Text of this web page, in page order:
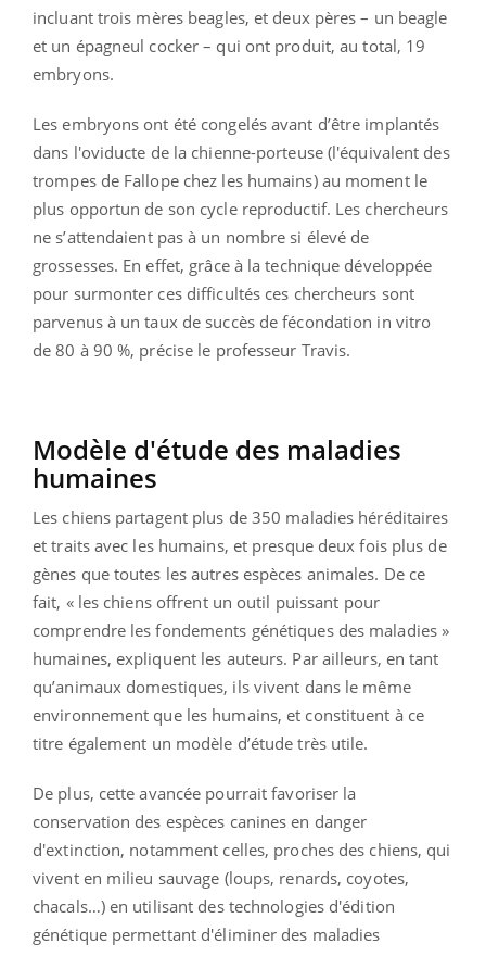
incluant trois mères beagles, et deux pères – un beagle
et un épagneul cocker – qui ont produit, au total, 19
embryons.
Les embryons ont été congelés avant d’être implantés
dans l'oviducte de la chienne-porteuse (l'équivalent des
trompes de Fallope chez les humains) au moment le
plus opportun de son cycle reproductif. Les chercheurs
ne s’attendaient pas à un nombre si élevé de
grossesses. En effet, grâce à la technique développée
pour surmonter ces difficultés ces chercheurs sont
parvenus à un taux de succès de fécondation in vitro
de 80 à 90 %, précise le professeur Travis.
Modèle d'étude des maladies
humaines
Les chiens partagent plus de 350 maladies héréditaires
et traits avec les humains, et presque deux fois plus de
gènes que toutes les autres espèces animales. De ce
fait, « les chiens offrent un outil puissant pour
comprendre les fondements génétiques des maladies »
humaines, expliquent les auteurs. Par ailleurs, en tant
qu’animaux domestiques, ils vivent dans le même
environnement que les humains, et constituent à ce
titre également un modèle d’étude très utile.
De plus, cette avancée pourrait favoriser la
conservation des espèces canines en danger
d'extinction, notamment celles, proches des chiens, qui
vivent en milieu sauvage (loups, renards, coyotes,
chacals…) en utilisant des technologies d'édition
génétique permettant d'éliminer des maladies